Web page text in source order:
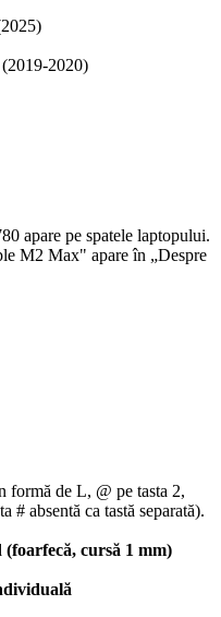
2020)
apare pe spatele laptopului.
M2 Max" apare în „Despre
de L, @ pe tasta 2,
# absentă ca tastă separată).
cursă 1 mm)